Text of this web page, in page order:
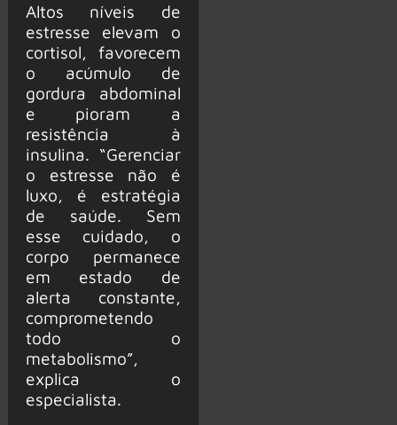
Altos níveis de
estresse elevam o
cortisol, favorecem
o acúmulo de
gordura abdominal
e pioram a
resistência à
insulina. “Gerenciar
o estresse não é
luxo, é estratégia
de saúde. Sem
esse cuidado, o
corpo permanece
em estado de
alerta constante,
comprometendo
todo o
metabolismo”,
explica o
especialista.